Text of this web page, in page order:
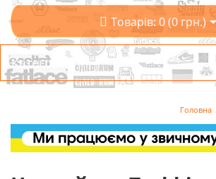
Товарів: 0 (0 грн.)
Категорії
Головна